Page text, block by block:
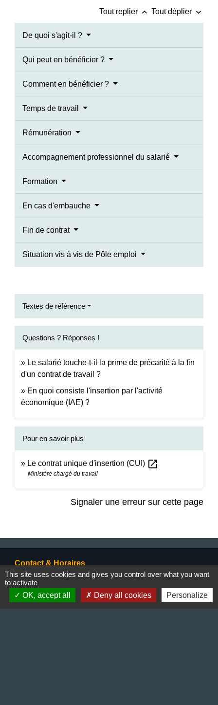
Tout replier keyboard_arrow_up Tout déplier keyboard_arrow_down
De quoi s'agit-il ?
Qui peut en bénéficier ?
Comment en bénéficier ?
Temps de travail
Rémunération
Accompagnement professionnel du salarié
Formation
En cas d'embauche
Fin de contrat
Situation vis à vis de Pôle emploi
Textes de référence
Questions ? Réponses !
Le salarié touche-t-il la prime de précarité à la fin
d'un contrat de travail ?
En quoi consiste l'insertion par l'activité
économique (IAE) ?
Pour en savoir plus
Le contrat unique d'insertion (CUI) open_in_new
Ministère chargé du travail
Signaler une erreur sur cette page
Contact & Horaires
Commune de Gillonnay
Place de la Mairie
38260 Gillonnay - FRANCE
This site uses cookies and gives you control over what you want
to activate
OK, accept all
Deny all cookies Personalize